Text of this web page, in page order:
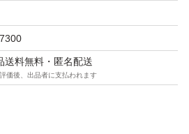
送料無料・匿名配送
価後、出品者に支払われます